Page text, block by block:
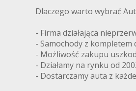
Dlaczego warto wybrać
- Firma działająca
- Samochody z
- Możliwość zakupu
- Działamy na rynku od
- Dostarczamy auta z